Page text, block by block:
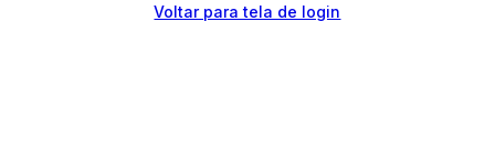
Voltar para tela de login